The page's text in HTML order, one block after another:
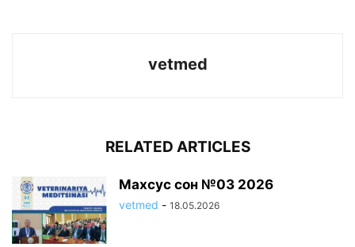
vetmed
RELATED ARTICLES
Махсус сон №03 2026
vetmed - 18.05.2026